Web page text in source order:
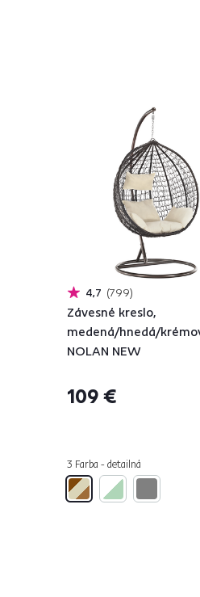
4,7 799
Závesné kreslo,
medená/hnedá/
NOLAN NEW
109 €
3 Farba - detailná